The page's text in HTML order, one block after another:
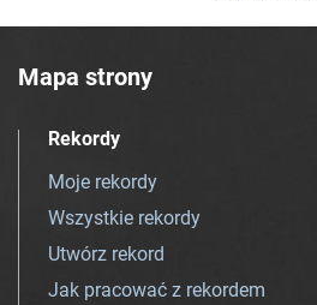
Mapa strony
Rekordy
Moje rekordy
Wszystkie rekordy
Utwórz rekord
Jak pracować z rekordem